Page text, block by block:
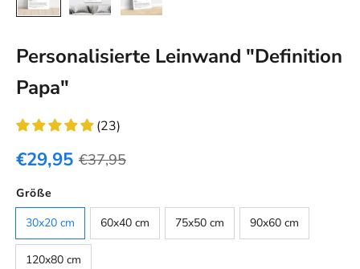
Personalisierte Leinwand "Definition
Papa"
(23)
€29,95 €37,95
Farbe
Default
Größe
30x20 cm
60x40 cm 75x50 cm 90x60 cm
120x80 cm